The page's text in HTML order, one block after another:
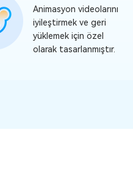
Animasyon videolarını
iyileştirmek ve geri
yüklemek için özel
olarak tasarlanmıştır.